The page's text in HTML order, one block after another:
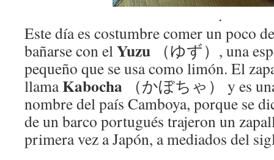
.
Este día es costumbre comer un poco
bañarse con elYuzu
（ゆず）, una
pequeño que se usa como limón. El
llamaKabocha
（かぼちゃ） y es
nombre del país Camboya, porque se
de un barco portugués trajeron un
primera vez a Japón, a mediados del